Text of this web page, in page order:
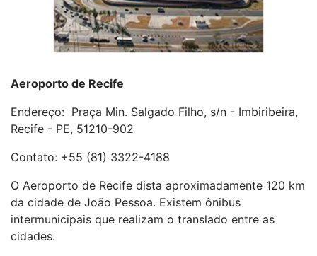
Aeroporto de Recife
Endereço: Praça Min. Salgado Filho, s/n - Imbiribeira,
Recife - PE, 51210-902
Contato: +55 (81) 3322-4188
O Aeroporto de Recife dista aproximadamente 120 km
da cidade de João Pessoa. Existem ônibus
intermunicipais que realizam o translado entre as
cidades.